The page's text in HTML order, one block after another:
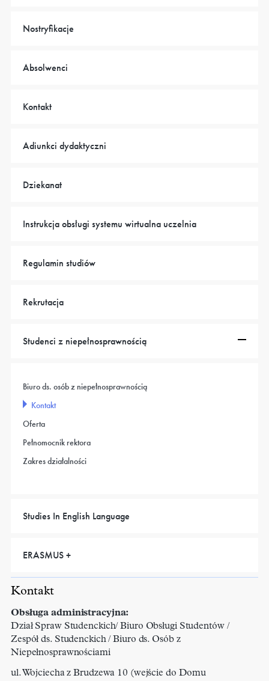
Nostryfikacje
Absolwenci
Kontakt
Adiunkci dydaktyczni
Dziekanat
Instrukcja obsługi systemu wirtualna uczelnia
Regulamin studiów
Rekrutacja
Studenci z niepełnosprawnością
Biuro ds. osób z niepełnosprawnością
Kontakt
Oferta
Pełnomocnik rektora
Zakres działalności
Studies In English Language
ERASMUS +
Kontakt
Obsługa administracyjna:
Dział Spraw Studenckich/ Biuro Obsługi Studentów /
Zespół ds. Studenckich / Biuro ds. Osób z
Niepełnosprawnościami
ul. Wojciecha z Brudzewa 10 (wejście do Domu